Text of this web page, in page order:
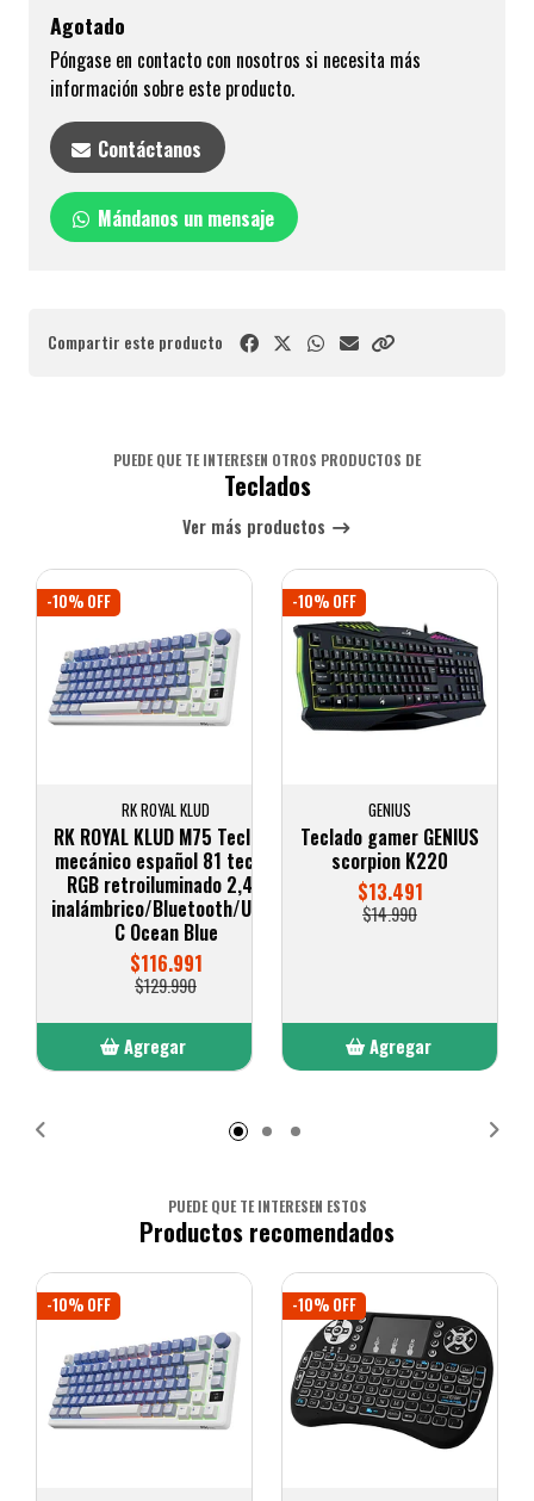
Agotado
Póngase en contacto con nosotros si necesita más
información sobre este producto.
Contáctanos
Mándanos un mensaje
Compartir este producto
PUEDE QUE TE INTERESEN OTROS PRODUCTOS DE
Teclados
Ver más productos
-10% OFF
RK ROYAL KLUD
RK ROYAL KLUD M75 Teclado
mecánico español 81 teclas
RGB retroiluminado 2,4G
inalámbrico/Bluetooth/USB-
C Ocean Blue
$116.991
$129.990
Agregar
-10% OFF
GENIUS
Teclado gamer GENIUS
scorpion K220
$13.491
$14.990
Agregar
PUEDE QUE TE INTERESEN ESTOS
Productos recomendados
-10% OFF -10% OFF